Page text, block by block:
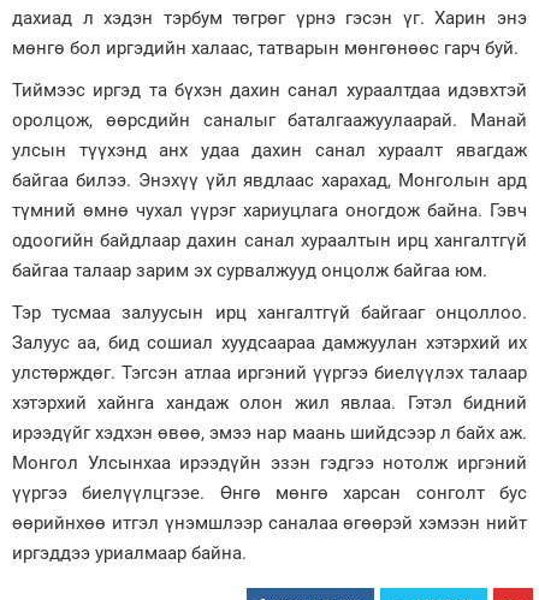
дахиад л хэдэн тэрбум төгрөг үрнэ гэсэн үг. Харин энэ
мөнгө бол иргэдийн халаас, татварын мөнгөнөөс гарч буй.
Тиймээс иргэд та бүхэн дахин санал хураалтдаа идэвхтэй
оролцож, өөрсдийн саналыг баталгаажуулаарай. Манай
улсын түүхэнд анх удаа дахин санал хураалт явагдаж
байгаа билээ. Энэхүү үйл явдлаас харахад, Монголын ард
түмний өмнө чухал үүрэг хариуцлага оногдож байна. Гэвч
одоогийн байдлаар дахин санал хураалтын ирц хангалтгүй
байгаа талаар зарим эх сурвалжууд онцолж байгаа юм.
Тэр тусмаа залуусын ирц хангалтгүй байгааг онцоллоо.
Залуус аа, бид сошиал хуудсаараа дамжуулан хэтэрхий их
улстөрждөг. Тэгсэн атлаа иргэний үүргээ биелүүлэх талаар
хэтэрхий хайнга хандаж олон жил явлаа. Гэтэл бидний
ирээдүйг хэдхэн өвөө, эмээ нар маань шийдсээр л байх аж.
Монгол Улсынхаа ирээдүйн эзэн гэдгээ нотолж иргэний
үүргээ биелүүлцгээе. Өнгө мөнгө харсан сонголт бус
өөрийнхөө итгэл үнэмшлээр саналаа өгөөрэй хэмээн нийт
иргэддээ уриалмаар байна.